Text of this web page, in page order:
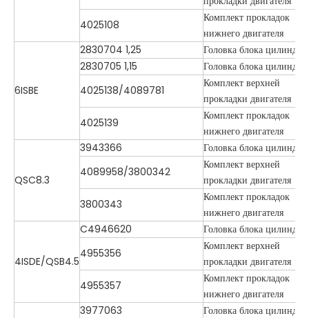
4025108
Комплект прокладок
нижнего двигателя
6ISBE
2830704 1,25
Головка блока
2830705 1,15
Головка блока
4025138/4089781
Комплект верхней
прокладки двигателя
4025139
Комплект прокладок
нижнего двигателя
QSC8.3
3943366
Головка блока
4089958/3800342
Комплект верхней
прокладки двигателя
3800343
Комплект прокладок
нижнего двигателя
4ISDE/QSB4.5
C4946620
Головка блока
4955356
Комплект верхней
прокладки двигателя
4955357
Комплект прокладок
нижнего двигателя
3977063
Головка блока